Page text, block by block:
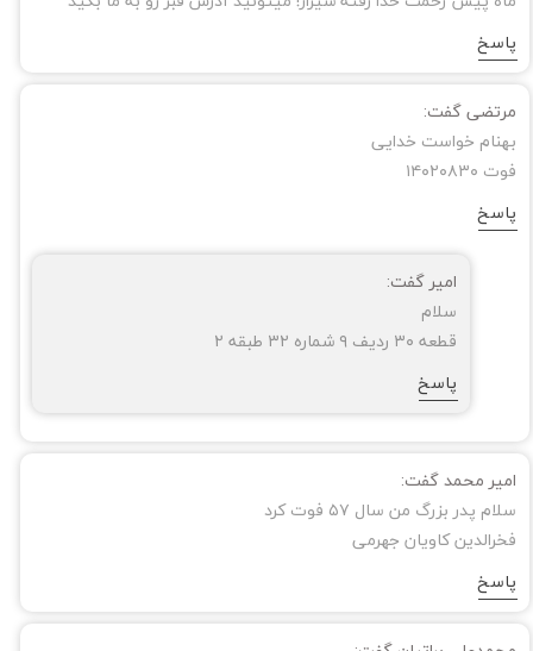
پاسخ
مرتضی گفت:
بهنام خواست خدایی
فوت ۱۴۰۲۰۸۳۰
پاسخ
امیر گفت:
سلام
قطعه ۳۰ ردیف ۹ شماره ۳۲ طبقه ۲
پاسخ
امیر محمد گفت:
سلام پدر بزرگ من سال ۵۷ فوت کرد
فخرالدین کاویان جهرمی
پاسخ